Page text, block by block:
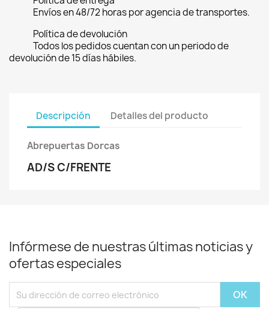
Envíos en 48/72 horas por agencia de transportes.
Política de devolución
Todos los pedidos cuentan con un periodo de
devolución de 15 días hábiles.
Descripción Detalles del producto
Abrepuertas Dorcas
AD/S C/FRENTE
Infórmese de nuestras últimas noticias y
ofertas especiales